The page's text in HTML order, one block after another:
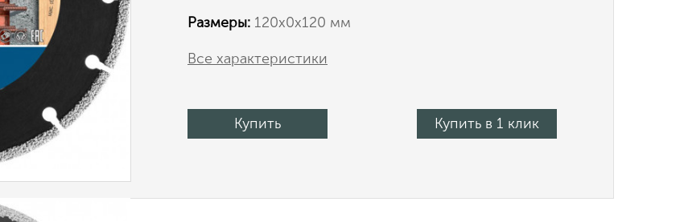
Размеры: 120х0х120 мм
Все характеристики
Купить Купить в 1 клик